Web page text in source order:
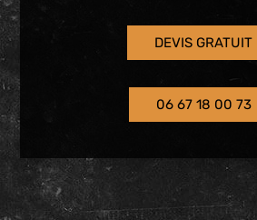
DEVIS GRATUIT
06 67 18 00 73